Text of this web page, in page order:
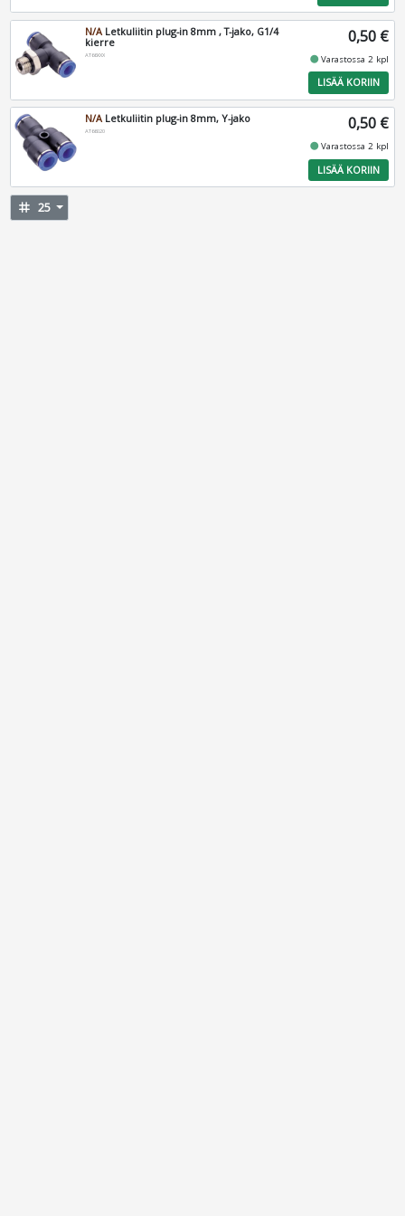
N/A Letkuliitin plug-in 8mm , T-jako, G1/4
kierre
AT66XXX
0,50 €
fiber_manual_recordVarastossa 2 kpl
LISÄÄ KORIIN
N/ALetkuliitin plug-in 8mm, Y-jako
AT66020 0,50 €
fiber_manual_recordVarastossa 2 kpl
LISÄÄ KORIIN
tag 25